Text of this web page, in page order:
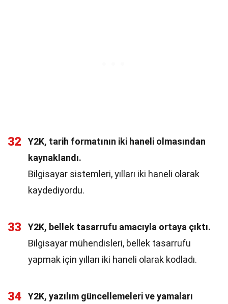
32
Y2K, tarih formatının iki haneli olmasından
kaynaklandı.
Bilgisayar sistemleri, yılları iki haneli olarak
kaydediyordu.
33
Y2K, bellek tasarrufu amacıyla ortaya çıktı.
Bilgisayar mühendisleri, bellek tasarrufu
yapmak için yılları iki haneli olarak kodladı.
34
Y2K, yazılım güncellemeleri ve yamaları